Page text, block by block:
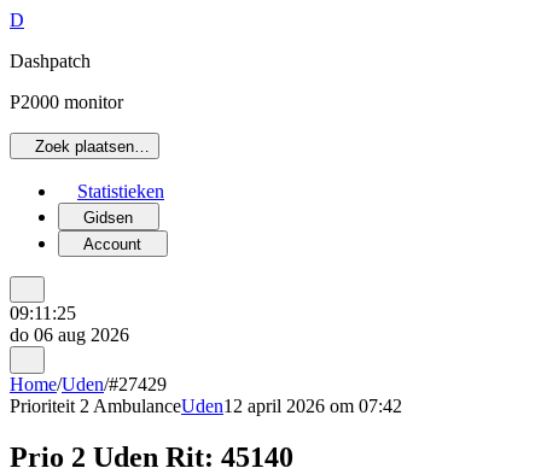
D
Dashpatch
P2000 monitor
Zoek plaatsen…
Statistieken
Gidsen
Account
09:11:25
do 06 aug 2026
Home/Uden/#27429
Prioriteit 2 AmbulanceUden12 april 2026 om 07:42
Prio 2 Uden Rit: 45140